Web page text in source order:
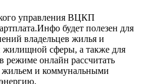
управления ВЦКП
будет полезен для
владельцев жилья и
сферы, а также для
режиме онлайн рассчитать
жильем и коммунальными